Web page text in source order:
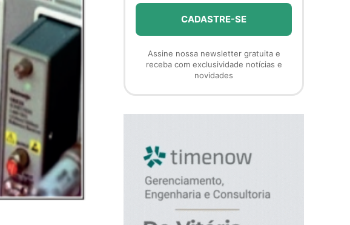
Assine nossa newsletter gratuita e
receba com exclusividade notícias e
novidades